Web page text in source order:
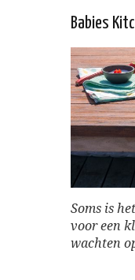
Babies
Soms is
voor een
wachten